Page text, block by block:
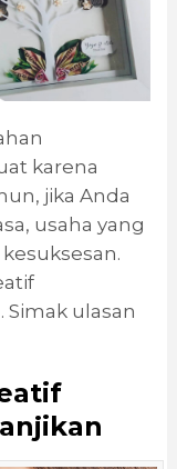
karena
jika Anda
usaha yang
Simak ulasan